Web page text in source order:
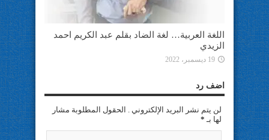
اللغة العربية… لغة الضاد بقلم عبد الكريم احمد
الزيدي
19 ديسمبر، 2022
اضف رد
لن يتم نشر البريد الإلكتروني . الحقول المطلوبة مشار
لها بـ *